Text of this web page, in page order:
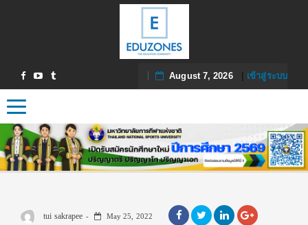
August 7, 2026| เข้าสู่ระบบ
Toggle navigation
tui sakrapee May 25, 2022